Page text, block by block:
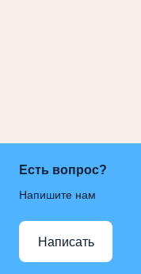
Есть вопрос?
Напишите нам
Написать